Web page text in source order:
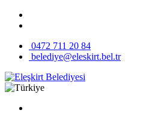
0472 711 20 84
belediye@eleskirt.bel.tr